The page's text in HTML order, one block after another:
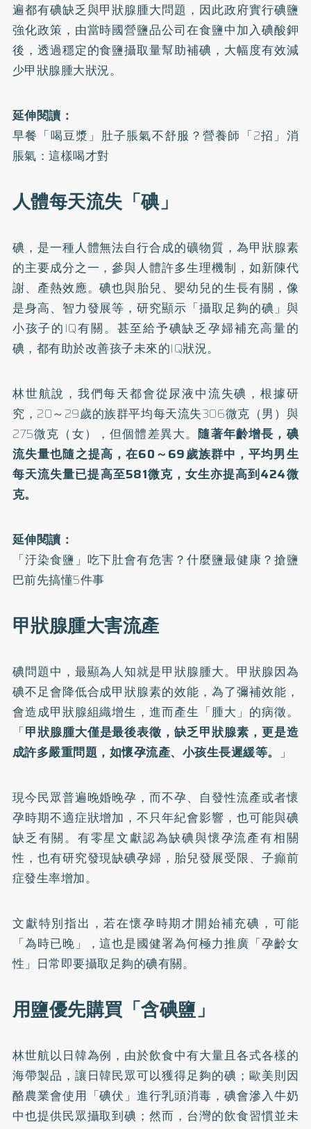
遍都有碘缺乏與甲狀腺腫大問題，因此政府實行碘鹽
強化政策，由當時國營鹽品公司在食鹽中加入碘酸鉀
後，透過穩定的食鹽攝取量幫助補碘，大幅度有效減
少甲狀腺腫大狀況。
延伸閱讀：
早餐「喝豆漿」肚子脹氣不舒服？營養師「2招」消
脹氣：這樣喝才對
人體每天流失「碘」
碘，是一種人體無法自行合成的礦物質，為甲狀腺素
的主要成分之一，參與人體許多生理機制，如新陳代
謝、產熱效應。碘也與胎兒、嬰幼兒的生長有關，像
是身高、智力發展等，研究顯示「攝取足夠的碘」與
小孩子的IQ有關。甚至給予碘缺乏孕婦補充高量的
碘，都有助於改善孩子未來的IQ狀況。
林世航說，我們每天都會從尿液中流失碘，根據研
究，20～29歲的族群平均每天流失306微克（男）與
275微克（女），但個體差異大。隨著年齡增長，碘
流失量也隨之提高，在60～69歲族群中，平均男生
每天流失量已提高至581微克，女生亦提高到424微
克。
延伸閱讀：
「汙染食鹽」吃下肚會有危害？什麼鹽最健康？搶鹽
巴前先搞懂5件事
甲狀腺腫大害流產
碘問題中，最顯為人知就是甲狀腺腫大。甲狀腺因為
碘不足會降低合成甲狀腺素的效能，為了彌補效能，
會造成甲狀腺組織增生，進而產生「腫大」的病徵。
「甲狀腺腫大僅是最後表徵，缺乏甲狀腺素，更是造
成許多嚴重問題，如懷孕流產、小孩生長遲緩等。
」
現今民眾普遍晚婚晚孕，而不孕、自發性流產或者懷
孕時期不適症狀增加，不只年紀會影響，也可能與碘
缺乏有關。有零星文獻認為缺碘與懷孕流產有相關
性，也有研究發現缺碘孕婦，胎兒發展受限、子癲前
症發生率增加。
文獻特別指出，若在懷孕時期才開始補充碘，可能
「為時已晚」，這也是國健署為何極力推廣「孕齡女
性」日常即要攝取足夠的碘有關。
用鹽優先購買「含碘鹽」
林世航以日韓為例，由於飲食中有大量且各式各樣的
海帶製品，讓日韓民眾可以獲得足夠的碘；歐美則因
酪農業會使用「碘伏」進行乳頭消毒，碘會滲入牛奶
中也提供民眾攝取到碘；然而，台灣的飲食習慣並未